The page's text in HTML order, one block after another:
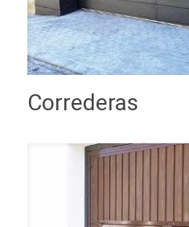
Correderas